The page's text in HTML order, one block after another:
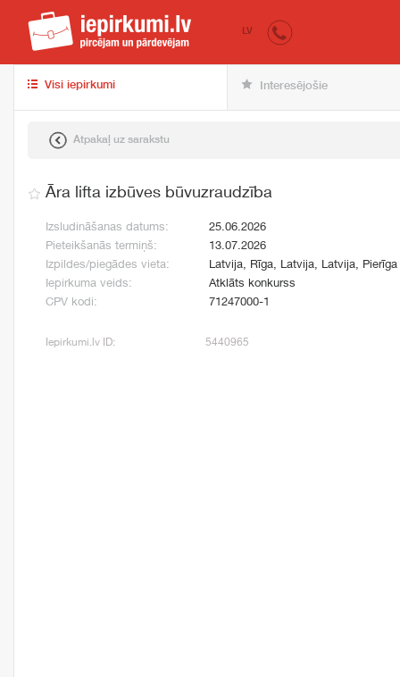
iepirkumi.lv
LV
Visi iepirkumi Interesējošie
Atpakaļ uz sarakstu
Āra lifta izbūves būvuzraudzība
Izsludināšanas datums:
25.06.2026
Pieteikšanās termiņš:
13.07.2026
Izpildes/piegādes vieta:
Latvija, Rīga, Latvija, Latvija, Pierīga
Iepirkuma veids:
Atklāts konkurss
CPV kodi:
71247000-1
Iepirkumi.lv ID: 5440965